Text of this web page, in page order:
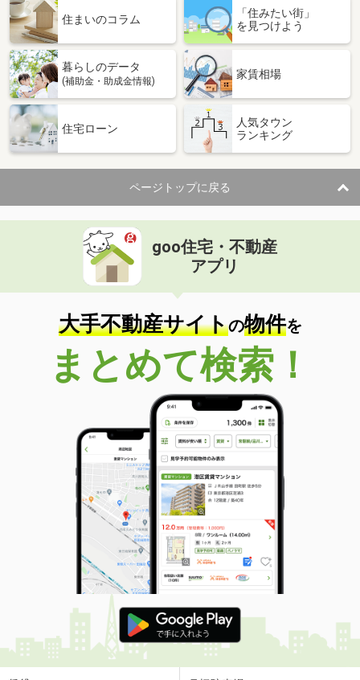
住まいのコラム
「住みたい街」
を見つけよう
暮らしのデータ
(補助金・助成金情報)
家賃相場
住宅ローン
人気タウン
ランキング
ページトップに戻る
goo住宅・不動産
アプリ
大手不動産サイトの物件を
まとめて検索！